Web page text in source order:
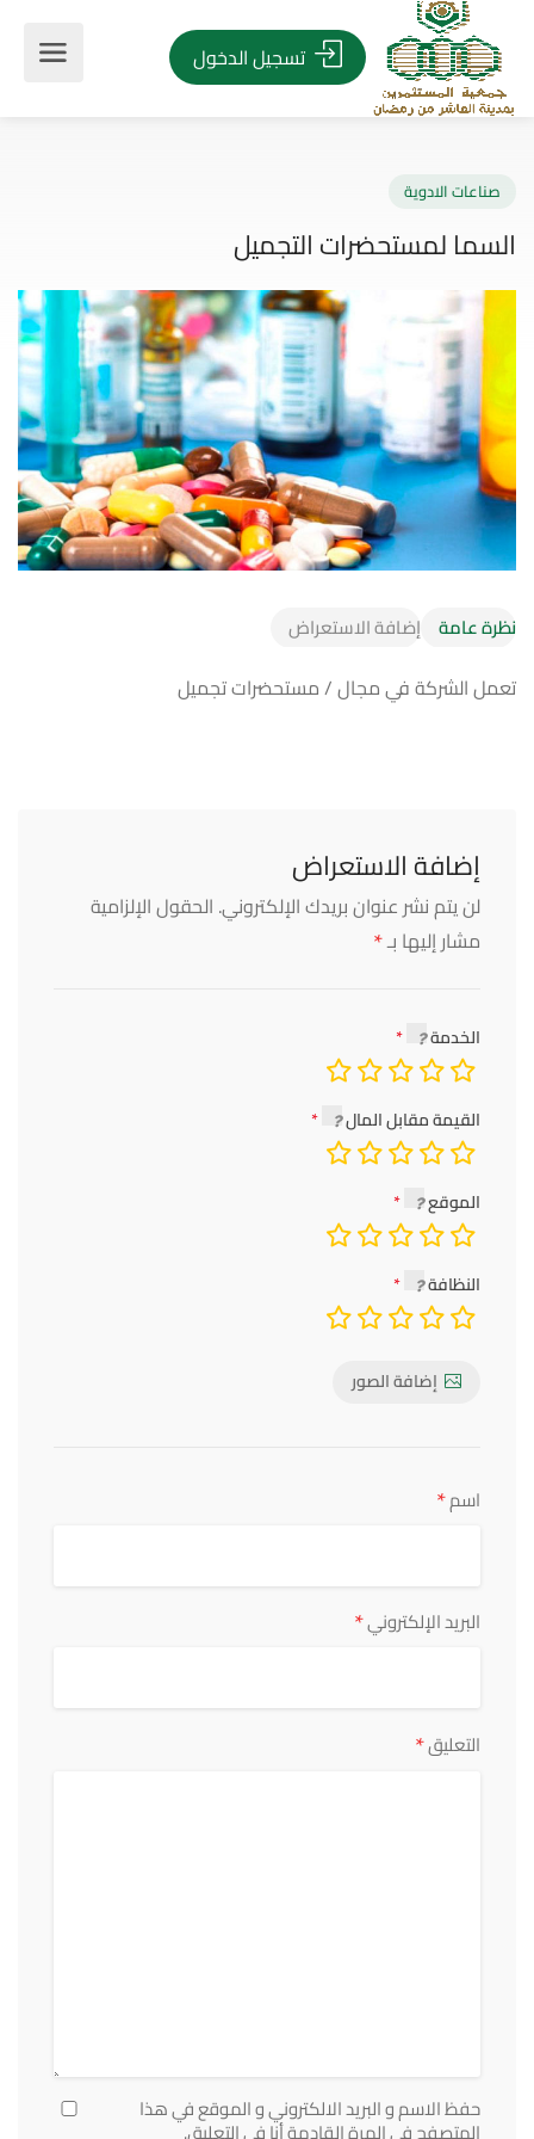
تسجيل الدخول
لمستحضرات التجميل
نظرة عامة إضافة الاستعراض
تعمل الشركة في مجال / مستحضرات تجميل
إضافة الاستعراض
لن يتم نشر عنوان بريدك الإلكتروني. الحقول الإلزامية
مشار إليها بـ*
الخدمة
القيمة مقابل المال
الموقع
النظافة
إضافة الصور
اسم*
البريد الإلكتروني*
التعليق*
حفظ الاسم و البريد الالكتروني و الموقع في هذا